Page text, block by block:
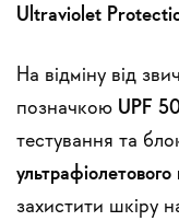
Ultraviolet
На відміну від
позначкою UPF
тестування та
захистити шкіру